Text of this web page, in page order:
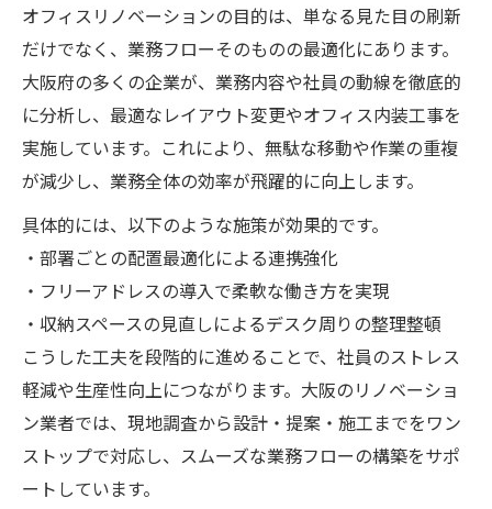
オフィスリノベーションの目的は、単なる見た目の刷新
だけでなく、業務フローそのものの最適化にあります。
大阪府の多くの企業が、業務内容や社員の動線を徹底的
に分析し、最適なレイアウト変更やオフィス内装工事を
実施しています。これにより、無駄な移動や作業の重複
が減少し、業務全体の効率が飛躍的に向上します。
具体的には、以下のような施策が効果的です。
・部署ごとの配置最適化による連携強化
・フリーアドレスの導入で柔軟な働き方を実現
・収納スペースの見直しによるデスク周りの整理整頓
こうした工夫を段階的に進めることで、社員のストレス
軽減や生産性向上につながります。大阪のリノベーショ
ン業者では、現地調査から設計・提案・施工までをワン
ストップで対応し、スムーズな業務フローの構築をサポ
ートしています。